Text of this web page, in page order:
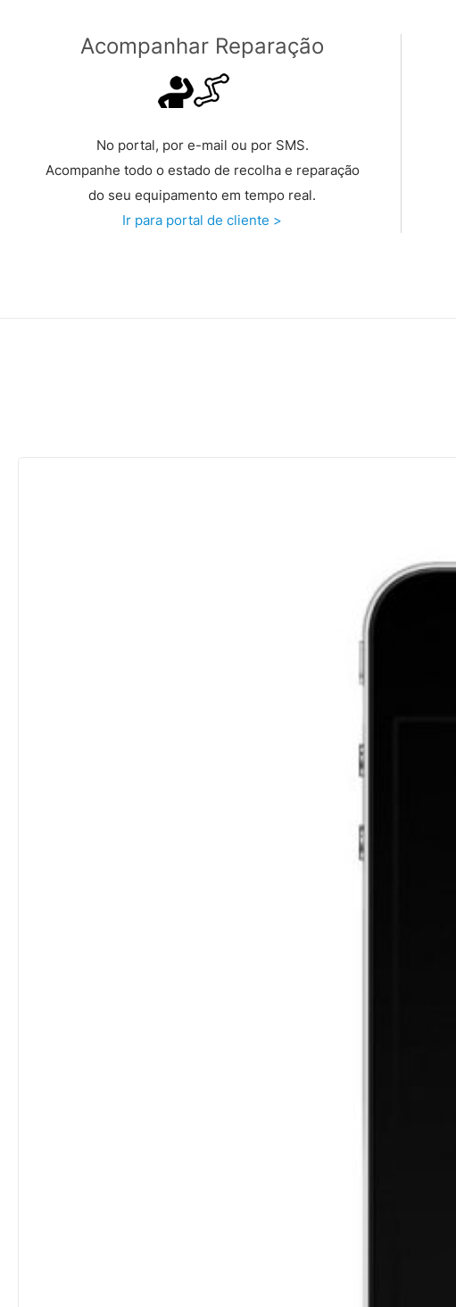
Acompanhar Reparação
No portal, por e-mail ou por SMS.
Acompanhe todo o estado de recolha e reparação
do seu equipamento em tempo real.
Ir para portal de cliente >